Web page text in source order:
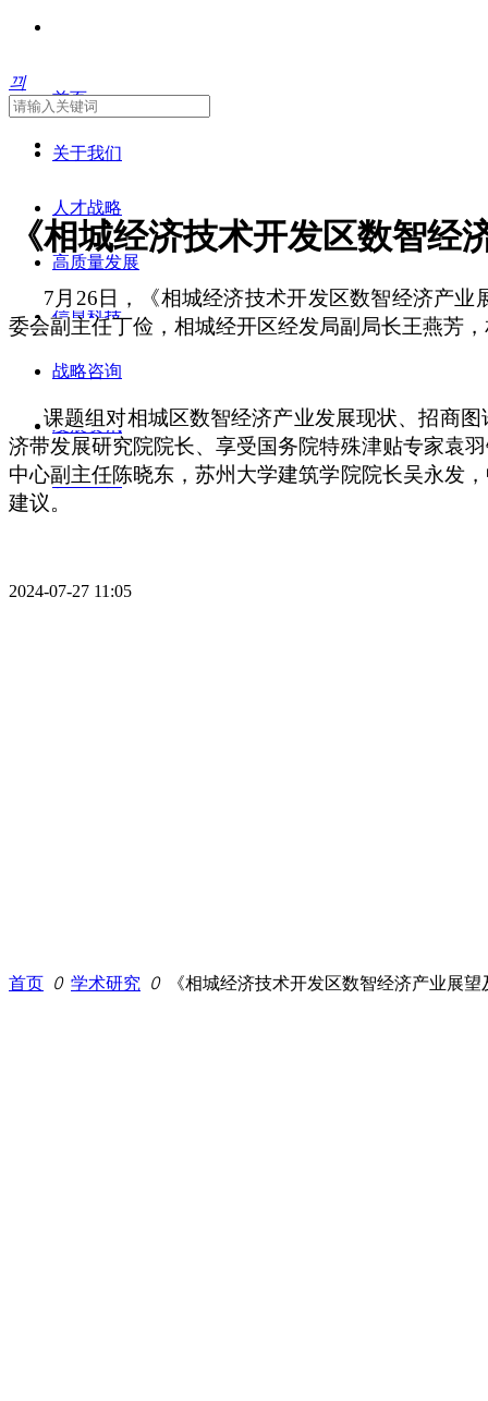
首页
关于我们
人才战略
高质量发展
信息科技
战略咨询
发展资讯
联系我们
끠
《相城经济技术开发区数智
7月26日，《相城经济技术开发区数智经济产
委会副主任丁俭，相城经开区经发局副局长王燕芳
课题组对相城区数智经济产业发展现状、招商
济带发展研究院院长、享受国务院特殊津贴专家袁
中心副主任陈晓东，苏州大学建筑学院院长吴永发，
建议。
2024-07-27 11:05
首页 ꄲ 学术研究 ꄲ 《相城经济技术开发区数智经济产业展